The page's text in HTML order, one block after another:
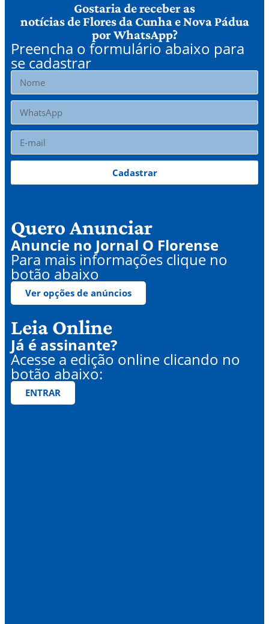
Gostaria de receber as
notícias de Flores da Cunha e Nova Pádua
por WhatsApp?
Preencha o formulário abaixo para
se cadastrar
Cadastrar
Quero Anunciar
Anuncie no Jornal O Florense
Para mais informações clique no
botão abaixo
Ver opções de anúncios
Leia Online
Já é assinante?
Acesse a edição online clicando no
botão abaixo:
ENTRAR